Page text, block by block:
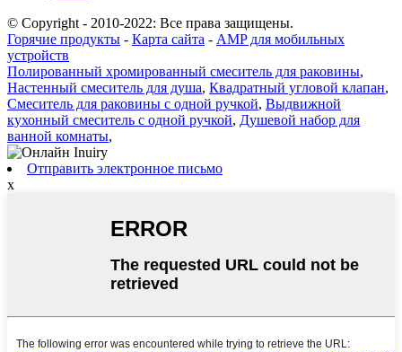
© Copyright - 2010-2022: Все права защищены.
Горячие продукты - Карта сайта - AMP для мобильных
устройств
Полированный хромированный смеситель для раковины,
Настенный смеситель для душа, Квадратный угловой клапан,
Смеситель для раковины с одной ручкой, Выдвижной
кухонный смеситель с одной ручкой, Душевой набор для
ванной комнаты,
Отправить электронное письмо
x